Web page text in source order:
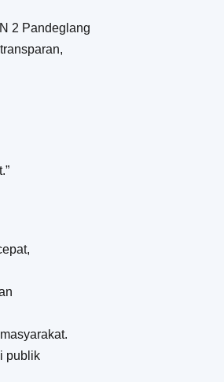
2 Pandeglang
publik